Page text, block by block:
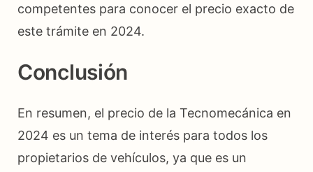
competentes para conocer el precio exacto de
este trámite en 2024.
Conclusión
En resumen, el precio de la Tecnomecánica en
2024 es un tema de interés para todos los
propietarios de vehículos, ya que es un